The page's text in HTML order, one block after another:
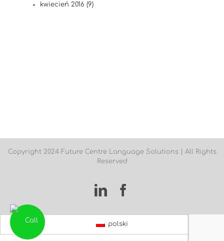
kwiecień 2016 (9)
Copyright 2024 Future Centre Language Solutions | All Rights
Reserved
LinkedIn
polski